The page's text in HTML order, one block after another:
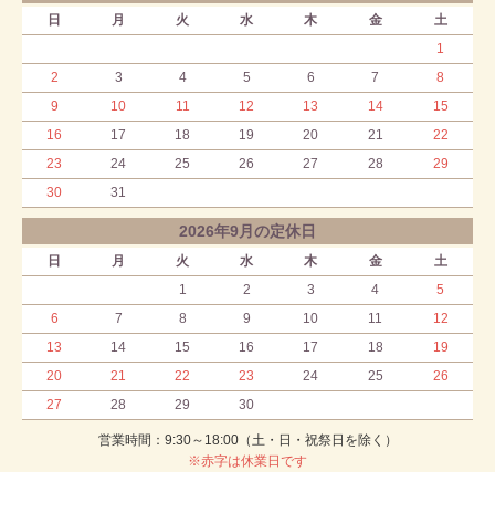
日 月 火 水 木 金
土
1
2
3 4 5 6 7
8
9
10 11 12 13 14
15
16
17 18 19 20 21
22
23
24 25 26 27 28
29
30
31
2026年9月の定休日
日 月 火 水 木 金
土
1
2 3 4
5
6
7 8 9 10 11
12
13
14 15 16 17 18
19
20
21 22 23 24 25
26
27
28 29 30
営業時間：9:30～18:00（土・日・祝祭日を除く）
※赤字は休業日です